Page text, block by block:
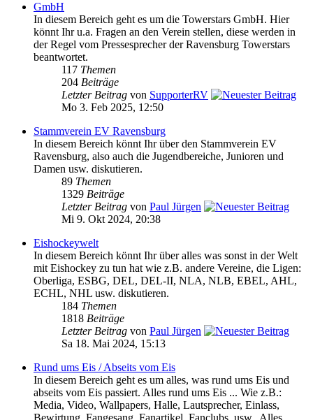
GmbH
In diesem Bereich geht es um die Towerstars GmbH. Hier
könnt Ihr u.a. Fragen an den Verein stellen, diese werden in
der Regel vom Pressesprecher der Ravensburg Towerstars
beantwortet.
117 Themen
204 Beiträge
Letzter Beitrag von SupporterRV
Mo 3. Feb 2025, 12:50
Stammverein EV Ravensburg
In diesem Bereich könnt Ihr über den Stammverein EV
Ravensburg, also auch die Jugendbereiche, Junioren und
Damen usw. diskutieren.
89 Themen
1329 Beiträge
Letzter Beitrag von Paul Jürgen
Mi 9. Okt 2024, 20:38
Eishockeywelt
In diesem Bereich könnt Ihr über alles was sonst in der Welt
mit Eishockey zu tun hat wie z.B. andere Vereine, die Ligen:
Oberliga, ESBG, DEL, DEL-II, NLA, NLB, EBEL, AHL,
ECHL, NHL usw. diskutieren.
184 Themen
1818 Beiträge
Letzter Beitrag von Paul Jürgen
Sa 18. Mai 2024, 15:13
Rund ums Eis / Abseits vom Eis
In diesem Bereich geht es um alles, was rund ums Eis und
abseits vom Eis passiert. Alles rund ums Eis ... Wie z.B.:
Media, Video, Wallpapers, Halle, Lautsprecher, Einlass,